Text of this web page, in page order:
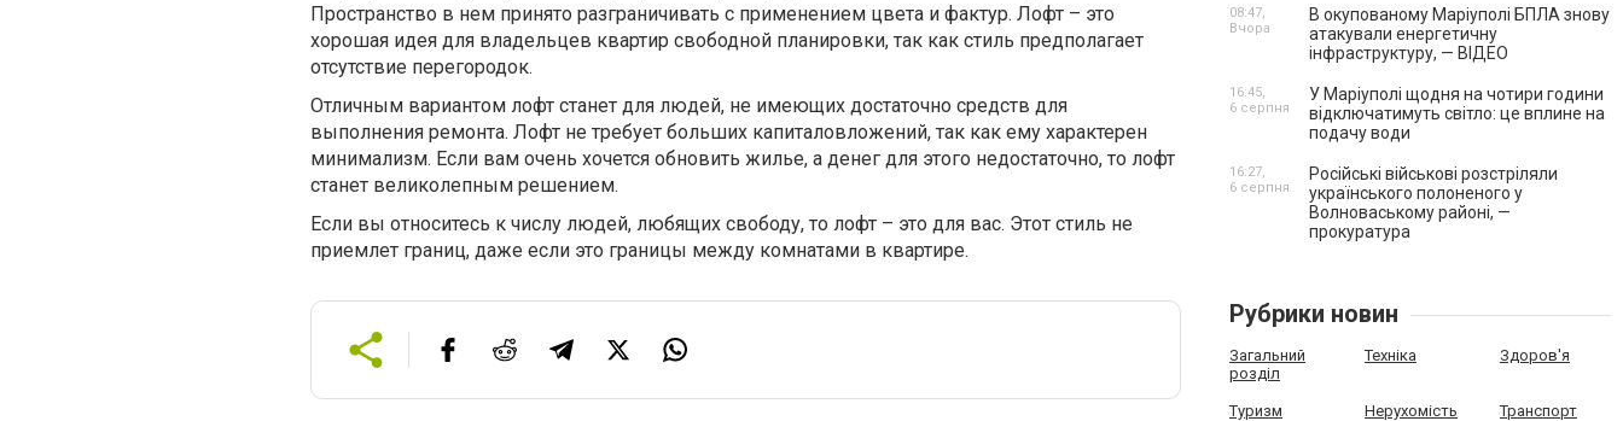
Пространство в нем принято разграничивать с применением цвета и фактур. Лофт – это
хорошая идея для владельцев квартир свободной планировки, так как стиль предполагает
отсутствие перегородок.
Отличным вариантом лофт станет для людей, не имеющих достаточно средств для
выполнения ремонта. Лофт не требует больших капиталовложений, так как ему характерен
минимализм. Если вам очень хочется обновить жилье, а денег для этого недостаточно, то лофт
станет великолепным решением.
Если вы относитесь к числу людей, любящих свободу, то лофт – это для вас. Этот стиль не
приемлет границ, даже если это границы между комнатами в квартире.
В окупованому Маріуполі БПЛА знову
атакували енергетичну
інфраструктуру, — ВІДЕО
08:47,
Вчора
У Маріуполі щодня на чотири години
відключатимуть світло: це вплине на
подачу води
16:45,
6 серпня
Російські військові розстріляли
українського полоненого у
Волноваському районі, —
прокуратура
16:27,
6 серпня
Рубрики новин
Загальний
розділ
Техніка Здоров'я
Туризм Нерухомість Транспорт